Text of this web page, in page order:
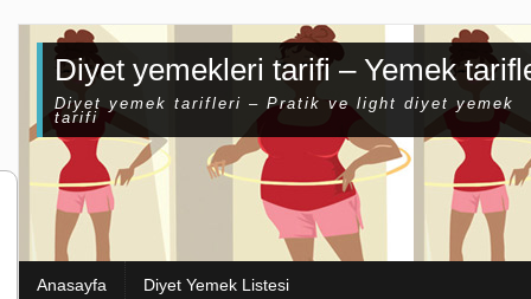
Diyet yemekleri tarifi – Yemek
Diyet yemek tarifleri – Pratik ve light diyet yemek
tarifi
Anasayfa Diyet Yemek Listesi